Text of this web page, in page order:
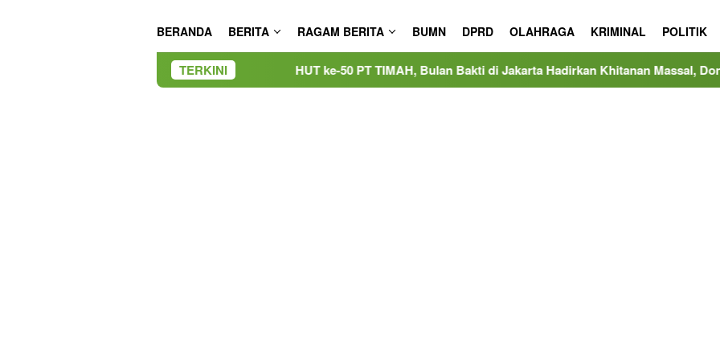
BERANDA BERITA RAGAM BERITA BUMN DPRD OLAHRAGA KRIMINAL POLITIK
TERKINI
HUT ke-50 PT TIMAH, Bulan Bakti di Jakarta Hadirkan Khitanan Massal, Donor Darah, dan